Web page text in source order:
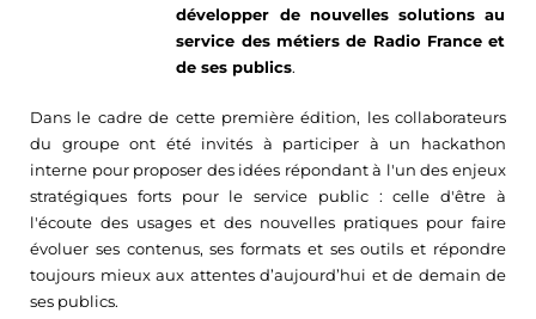
développer de nouvelles solutions au
service des métiers de Radio France et
de ses publics.
Dans le cadre de cette première édition, les collaborateurs
du groupe ont été invités à participer à un hackathon
interne pour proposer des idées répondant à l'un des enjeux
stratégiques forts pour le service public : celle d'être à
l'écoute des usages et des nouvelles pratiques pour faire
évoluer ses contenus, ses formats et ses outils et répondre
toujours mieux aux attentes d’aujourd’hui et de demain de
ses publics.